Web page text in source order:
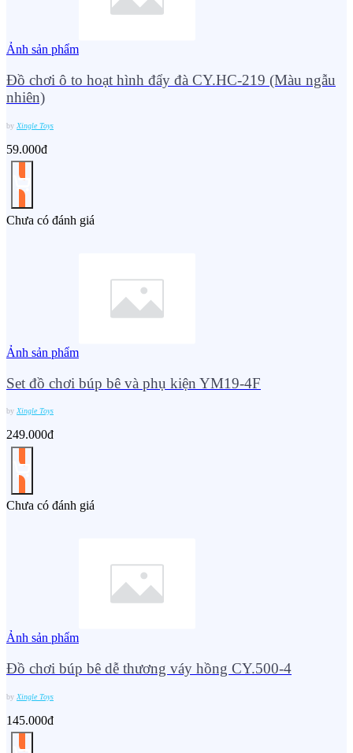
Ảnh sản phẩm
Đồ chơi ô to hoạt hình đẩy đà CY.HC-219 (Màu ngẫu
nhiên)
by Xingle Toys
59.000đ
Chưa có đánh giá
Ảnh sản phẩm
Set đồ chơi búp bê và phụ kiện YM19-4F
by Xingle Toys
249.000đ
Chưa có đánh giá
Ảnh sản phẩm
Đồ chơi búp bê dễ thương váy hồng CY.500-4
by Xingle Toys
145.000đ